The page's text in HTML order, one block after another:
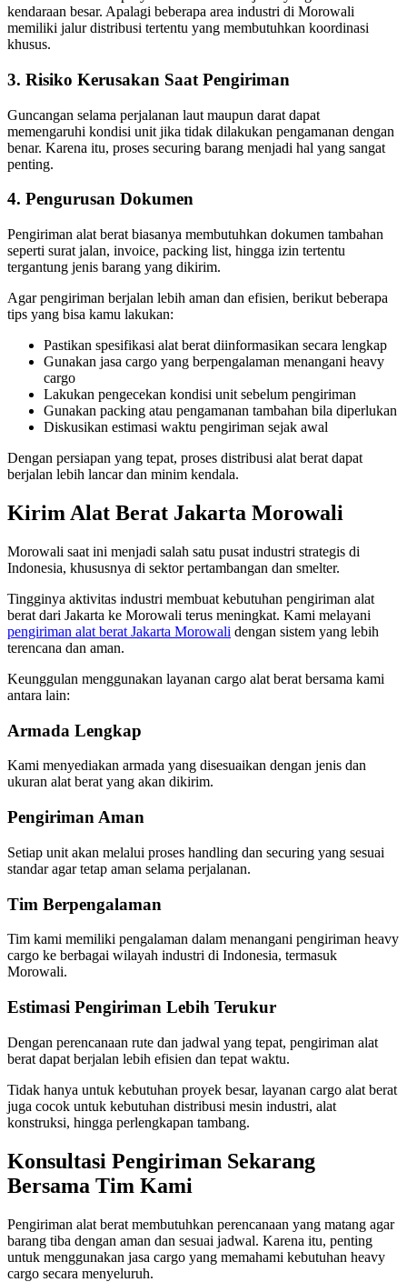
kendaraan besar. Apalagi beberapa area industri di Morowali
memiliki jalur distribusi tertentu yang membutuhkan koordinasi
khusus.
3. Risiko Kerusakan Saat Pengiriman
Guncangan selama perjalanan laut maupun darat dapat
memengaruhi kondisi unit jika tidak dilakukan pengamanan dengan
benar. Karena itu, proses securing barang menjadi hal yang sangat
penting.
4. Pengurusan Dokumen
Pengiriman alat berat biasanya membutuhkan dokumen tambahan
seperti surat jalan, invoice, packing list, hingga izin tertentu
tergantung jenis barang yang dikirim.
Agar pengiriman berjalan lebih aman dan efisien, berikut beberapa
tips yang bisa kamu lakukan:
Pastikan spesifikasi alat berat diinformasikan secara lengkap
Gunakan jasa cargo yang berpengalaman menangani heavy
cargo
Lakukan pengecekan kondisi unit sebelum pengiriman
Gunakan packing atau pengamanan tambahan bila diperlukan
Diskusikan estimasi waktu pengiriman sejak awal
Dengan persiapan yang tepat, proses distribusi alat berat dapat
berjalan lebih lancar dan minim kendala.
Kirim Alat Berat Jakarta Morowali
Morowali saat ini menjadi salah satu pusat industri strategis di
Indonesia, khususnya di sektor pertambangan dan smelter.
Tingginya aktivitas industri membuat kebutuhan pengiriman alat
berat dari Jakarta ke Morowali terus meningkat. Kami melayani
pengiriman alat berat Jakarta Morowali dengan sistem yang lebih
terencana dan aman.
Keunggulan menggunakan layanan cargo alat berat bersama kami
antara lain:
Armada Lengkap
Kami menyediakan armada yang disesuaikan dengan jenis dan
ukuran alat berat yang akan dikirim.
Pengiriman Aman
Setiap unit akan melalui proses handling dan securing yang sesuai
standar agar tetap aman selama perjalanan.
Tim Berpengalaman
Tim kami memiliki pengalaman dalam menangani pengiriman heavy
cargo ke berbagai wilayah industri di Indonesia, termasuk
Morowali.
Estimasi Pengiriman Lebih Terukur
Dengan perencanaan rute dan jadwal yang tepat, pengiriman alat
berat dapat berjalan lebih efisien dan tepat waktu.
Tidak hanya untuk kebutuhan proyek besar, layanan cargo alat berat
juga cocok untuk kebutuhan distribusi mesin industri, alat
konstruksi, hingga perlengkapan tambang.
Konsultasi Pengiriman Sekarang
Bersama Tim Kami
Pengiriman alat berat membutuhkan perencanaan yang matang agar
barang tiba dengan aman dan sesuai jadwal. Karena itu, penting
untuk menggunakan jasa cargo yang memahami kebutuhan heavy
cargo secara menyeluruh.